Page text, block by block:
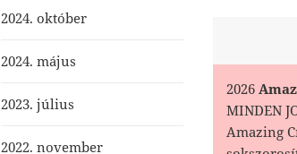
2026
MINDEN
Amazing
2024. október
2024. május
2023. július
2022. november